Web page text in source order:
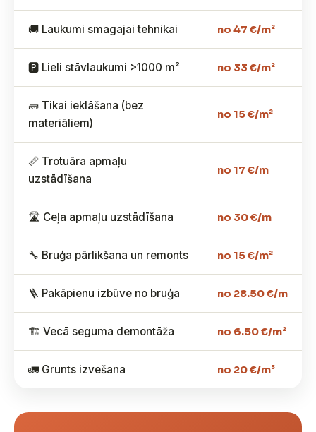
🚚 Laukumi smagajai tehnikai no 47 €/m²
🅿️ Lieli stāvlaukumi >1000 m² no 33 €/m²
🧱 Tikai ieklāšana (bez
materiāliem)
no 15 €/m²
📏 Trotuāra apmaļu
uzstādīšana
no 17 €/m
🛣️ Ceļa apmaļu uzstādīšana no 30 €/m
🔧 Bruģa pārlikšana un remonts no 15 €/m²
🪜 Pakāpienu izbūve no bruģa no 28.50 €/m
🏗️ Vecā seguma demontāža no 6.50 €/m²
🚛 Grunts izvešana no 20 €/m³